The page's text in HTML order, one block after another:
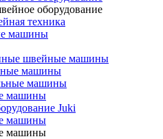
оборудование
техника
машины
швейные машины
машины
машины
машины
Juki
машины
машины